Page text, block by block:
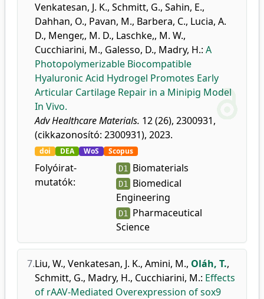
Venkatesan, J. K., Schmitt, G., Sahin, E.,
Dahhan, O., Pavan, M., Barbera, C., Lucia, A.
D., Menger,, M. D., Laschke,, M. W.,
Cucchiarini, M., Galesso, D., Madry, H.: A
Photopolymerizable Biocompatible
Hyaluronic Acid Hydrogel Promotes Early
Articular Cartilage Repair in a Minipig Model
In Vivo.
Adv Healthcare Materials. 12 (26), 2300931,
(cikkazonosító: 2300931), 2023.
doi DEA WoS Scopus
Folyóirat-
mutatók:
D1 Biomaterials
D1
Biomedical
Engineering
D1
Pharmaceutical
Science
7.Liu, W., Venkatesan, J. K., Amini, M., Oláh, T.,
Schmitt, G., Madry, H., Cucchiarini, M.: Effects
of rAAV-Mediated Overexpression of sox9